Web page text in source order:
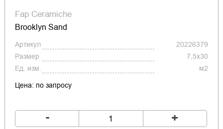
Fap Ceramiche
Brooklyn Sand
Артикул
20226379
Размер
7,5x30
Ед. изм.
м2
Цена: по запросу
- +